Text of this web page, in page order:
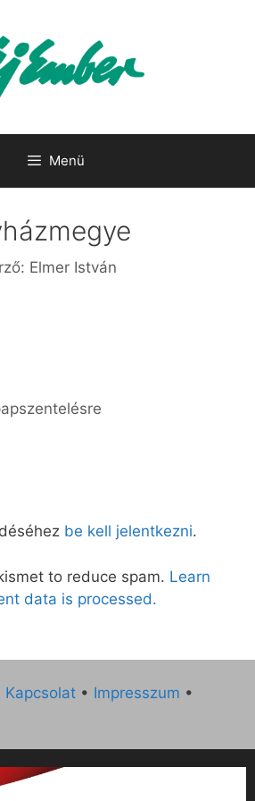
Menü
Elmer István
be kell jelentkezni.
to reduce spam. Learn
data is processed.
Kapcsolat • Impresszum •